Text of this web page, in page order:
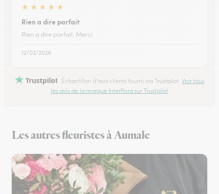
★ ★ ★ ★ ★
Rien a dire parfait
Rien a dire parfait. Merci
12/02/2026
Trustpilot Échantillon d'avis clients fourni via Trustpilot. Voir tous
les avis de la marque Interflora sur Trustpilot
Les autres fleuristes à Aumale